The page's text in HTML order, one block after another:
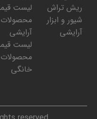
ریش تراش
شیور و ابزار
آرایشی
لیست
محصولات
آرایشی
لیست
محصولات
خانگی